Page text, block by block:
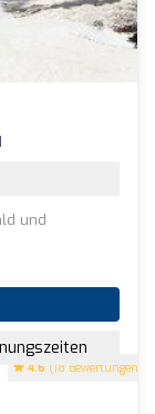
4.6 (18 Bewertungen)
und